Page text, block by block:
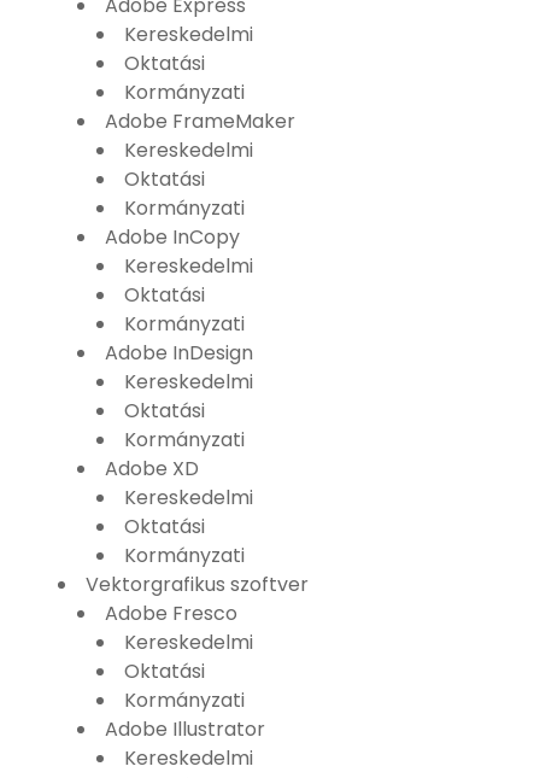
Kereskedelmi
Oktatási
Kormányzati
Adobe FrameMaker
Kereskedelmi
Oktatási
Kormányzati
Adobe InCopy
Kereskedelmi
Oktatási
Kormányzati
Adobe InDesign
Kereskedelmi
Oktatási
Kormányzati
Adobe XD
Kereskedelmi
Oktatási
Kormányzati
Vektorgrafikus szoftver
Adobe Fresco
Kereskedelmi
Oktatási
Kormányzati
Adobe Illustrator
Kereskedelmi